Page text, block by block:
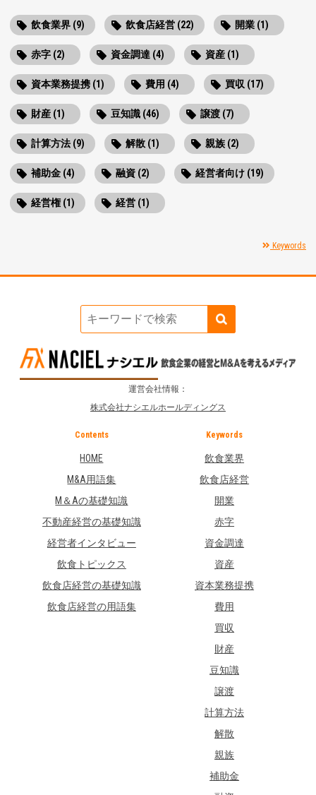
飲食業界 (9) 飲食店経営 (22) 開業 (1)
赤字 (2) 資金調達 (4) 資産 (1)
資本業務提携 (1) 費用 (4) 買収 (17)
財産 (1) 豆知識 (46) 譲渡 (7)
計算方法 (9) 解散 (1) 親族 (2)
補助金 (4) 融資 (2) 経営者向け (19)
経営権 (1) 経営 (1)
Keywords
運営会社情報：
株式会社ナシエルホールディングス
Contents
HOME
M&A用語集
M＆Aの基礎知識
不動産経営の基礎知識
経営者インタビュー
飲食トピックス
飲食店経営の基礎知識
飲食店経営の用語集
Keywords
飲食業界
飲食店経営
開業
赤字
資金調達
資産
資本業務提携
費用
買収
財産
豆知識
譲渡
計算方法
解散
親族
補助金